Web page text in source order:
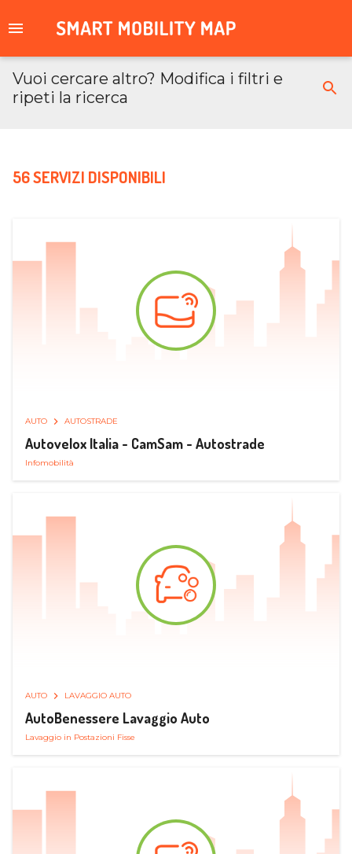
Vuoi cercare altro? Modifica i filtri e
ripeti la ricerca
56 SERVIZI DISPONIBILI
AUTO AUTOSTRADE
Autovelox Italia - CamSam - Autostrade
Infomobilità
AUTO LAVAGGIO AUTO
AutoBenessere Lavaggio Auto
Lavaggio in Postazioni Fisse